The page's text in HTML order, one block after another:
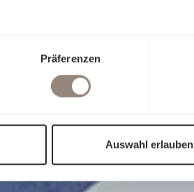
Präferenzen
Auswahl erlauben